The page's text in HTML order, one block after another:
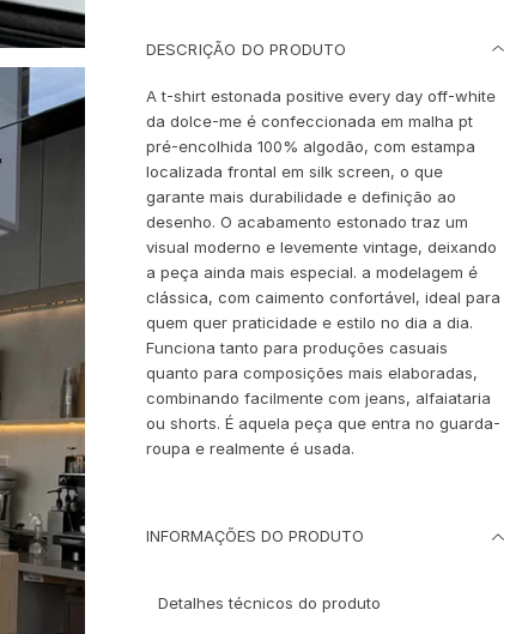
DESCRIÇÃO DO PRODUTO
A t-shirt estonada positive every day off-white
da dolce-me é confeccionada em malha pt
pré-encolhida 100% algodão, com estampa
localizada frontal em silk screen, o que
garante mais durabilidade e definição ao
desenho. O acabamento estonado traz um
visual moderno e levemente vintage, deixando
a peça ainda mais especial. a modelagem é
clássica, com caimento confortável, ideal para
quem quer praticidade e estilo no dia a dia.
Funciona tanto para produções casuais
quanto para composições mais elaboradas,
combinando facilmente com jeans, alfaiataria
ou shorts. É aquela peça que entra no guarda-
roupa e realmente é usada.
INFORMAÇÕES DO PRODUTO
Detalhes técnicos do produto